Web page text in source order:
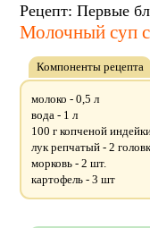
Рецепт: Первые
Молочный суп
Компоненты рецепта
молоко - 0,5 л
вода - 1 л
100 г копченой
лук репчатый - 2
морковь - 2 шт.
картофель - 3 шт